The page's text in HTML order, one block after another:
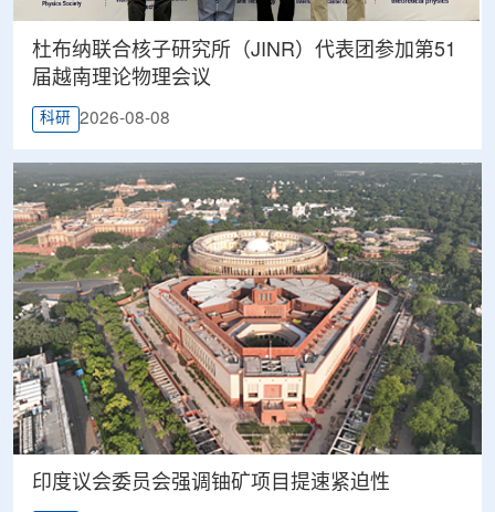
杜布纳联合核子研究所（JINR）代表团参加第51
届越南理论物理会议
科研 2026-08-08
印度议会委员会强调铀矿项目提速紧迫性